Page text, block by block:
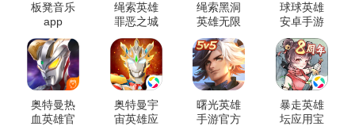
板凳音乐
app
绳索英雄
罪恶之城
破解版
绳索黑洞
英雄无限
金币版
球球英雄
安卓手游
奥特曼热
血英雄官
奥特曼宇
宙英雄应
曙光英雄
手游官方
暴走英雄
坛应用宝